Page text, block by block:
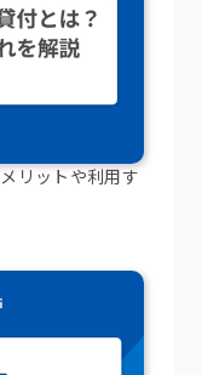
リットや利用す